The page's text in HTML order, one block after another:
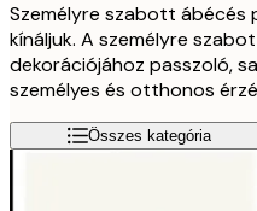
Személyre szabott ábécés
kínáljuk. A személyre
dekorációjához passzoló,
személyes és otthonos
Összes kategória